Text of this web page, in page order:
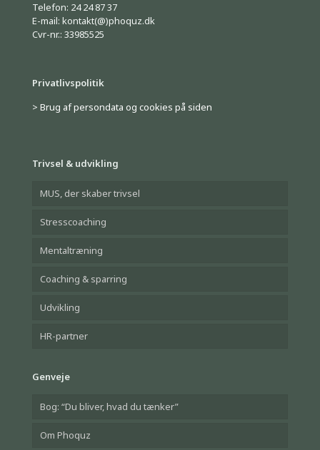
Telefon: 24 24 87 37
E-mail: kontakt(@)phoquz.dk
Cvr-nr.: 33985525
Privatlivspolitik
> Brug af persondata og cookies på siden
Trivsel & udvikling
MUS, der skaber trivsel
Stresscoaching
Mentaltræning
Coaching & sparring
Udvikling
HR-partner
Genveje
Bog: “Du bliver, hvad du tænker”
Om Phoquz